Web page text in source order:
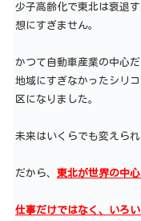
少子高齢化で東北は衰退
想にすぎません。
かつて自動車産業の中心
地域にすぎなかったシリ
区になりました。
未来はいくらでも変えられ
だから、 東北が世界の中
仕事だけではなく、いろ